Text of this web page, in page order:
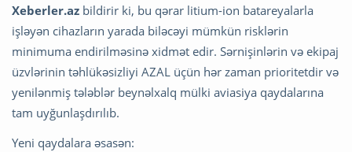
Xeberler.az bildirir ki, bu qərar litium-ion batareyalarla
işləyən cihazların yarada biləcəyi mümkün risklərin
minimuma endirilməsinə xidmət edir. Sərnişinlərin və ekipaj
üzvlərinin təhlükəsizliyi AZAL üçün hər zaman prioritetdir və
yenilənmiş tələblər beynəlxalq mülki aviasiya qaydalarına
tam uyğunlaşdırılıb.
Yeni qaydalara əsasən: